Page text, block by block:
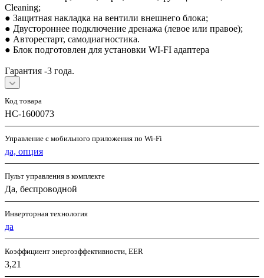
Cleaning;
● Защитная накладка на вентили внешнего блока;
● Двустороннее подключение дренажа (левое или правое);
● Авторестарт, самодиагностика.
● Блок подготовлен для установки WI-FI адаптера
Гарантия -3 года.
Код товара
НС-1600073
Управление c мобильного приложения по Wi-Fi
да, опция
Пульт управления в комплекте
Да, беспроводной
Инверторная технология
да
Коэффициент энергоэффективности, EER
3,21